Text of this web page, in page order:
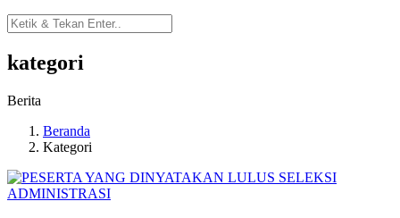
kategori
Berita
Beranda
Kategori